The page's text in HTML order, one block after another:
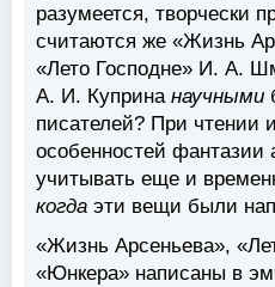
разумеется, творчески
считаются же «Жизнь
«Лето Господне» И. А.
А. И. Куприна научными
писателей? При чтении
особенностей фантазии
учитывать еще и
когда эти вещи были
«Жизнь Арсеньева»,
«Юнкера» написаны в